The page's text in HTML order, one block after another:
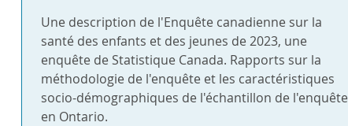
Une description de l'Enquête canadienne sur la
santé des enfants et des jeunes de 2023, une
enquête de Statistique Canada. Rapports sur la
méthodologie de l'enquête et les caractéristiques
socio-démographiques de l'échantillon de l'enquête
en Ontario.